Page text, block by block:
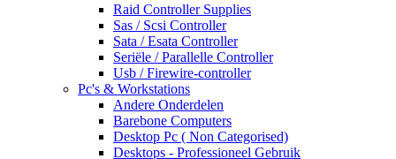
Raid Controller Supplies
Sas / Scsi Controller
Sata / Esata Controller
Seriële / Parallelle Controller
Usb / Firewire-controller
Pc's & Workstations
Andere Onderdelen
Barebone Computers
Desktop Pc ( Non Categorised)
Desktops - Professioneel Gebruik